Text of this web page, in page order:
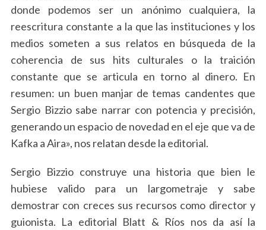
donde podemos ser un anónimo cualquiera, la
reescritura constante a la que las instituciones y los
medios someten a sus relatos en búsqueda de la
coherencia de sus hits culturales o la traición
constante que se articula en torno al dinero. En
resumen: un buen manjar de temas candentes que
Sergio Bizzio sabe narrar con potencia y precisión,
generando un espacio de novedad en el eje que va de
Kafka a Aira», nos relatan desde la editorial.
Sergio Bizzio construye una historia que bien le
hubiese valido para un largometraje y sabe
demostrar con creces sus recursos como director y
guionista. La editorial Blatt & Ríos nos da así la